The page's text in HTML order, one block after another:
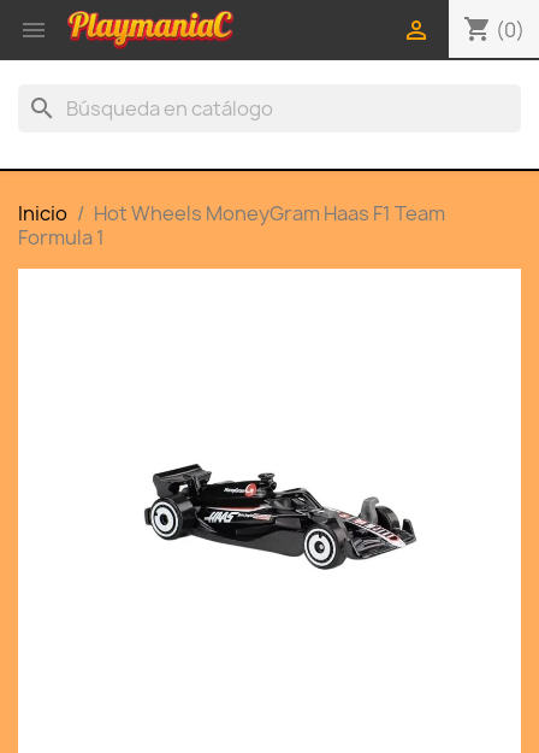
 shopping_cart (0)

search
Inicio
Hot Wheels MoneyGram Haas F1 Team
Formula 1